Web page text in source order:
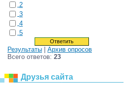
2
3
4
5
Результаты
Архив опросов
Всего ответов: 23
Друзья сайта